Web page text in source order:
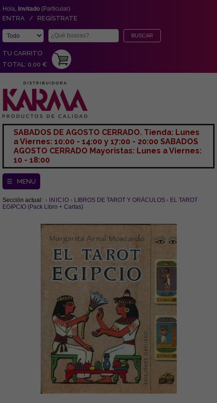
Hola, Invitado (Particular)
ENTRA / REGÍSTRATE
TU CARRITO
TOTAL: 0,00 €
SABADOS DE AGOSTO CERRADO. Tienda: Lunes
a Viernes: 10:00 - 14:00 y 17:00 - 20:00 SABADOS
AGOSTO CERRADO Mayoristas: Lunes a Viernes:
10 - 18:00
☰ MENU
Sección actual: INICIO LIBROS DE TAROT Y ORÁCULOS
EL TAROT
EGIPCIO (Pack Libro + Cartas)